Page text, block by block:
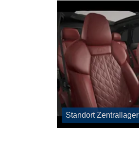
Standort Zentrallager